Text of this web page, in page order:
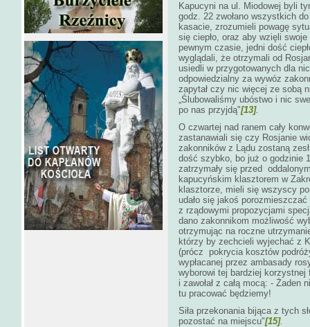
Kapucyni na ul. Miodowej byli
godz. 22 zwołano wszystkich
kasacie, zrozumieli powagę
się ciepło, oraz aby wzięli
pewnym czasie, jedni dość
wyglądali, że otrzymali od
usiedli w przygotowanych dla
odpowiedzialny za wywóz
zapytał czy nic więcej ze sobą
„Ślubowaliśmy ubóstwo i nic
po nas przyjdą"[13].
O czwartej nad ranem cały
zastanawiali się czy Rosjanie
zakonników z Lądu zostaną
dość szybko, bo już o godzinie
zatrzymały się przed
kapucyńskim klasztorem w
klasztorze, mieli się wszyscy
udało się jakoś
z rządowymi propozycjami
dano zakonnikom możliwość
otrzymując na roczne
którzy by zechcieli wyjechać z
(prócz pokrycia kosztów
wypłacanej przez ambasady
wyborowi tej bardziej korzystnej
i zawołał z całą mocą: -
tu pracować będziemy!
Siła przekonania bijąca z tych
pozostać na miejscu"[15].